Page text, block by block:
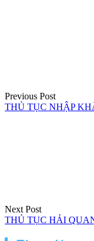
Previous Post
THỦ TỤC NHẬP
Next Post
THỦ TỤC HẢI